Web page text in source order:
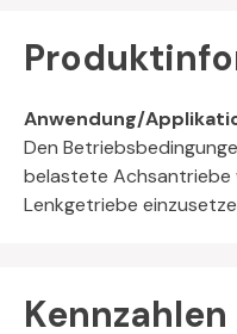
Anwendung/
Den
belastete Achsantriebe
Lenkgetriebe
Kennzahlen